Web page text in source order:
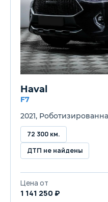
Масса
1618 кг
Объём багажника
490 л
Трансмиссия
Привод
Передний
Независимая
Haval
F7
2021,
72 300 км.
ДТП не найдены
Цена от
1 141 250 ₽